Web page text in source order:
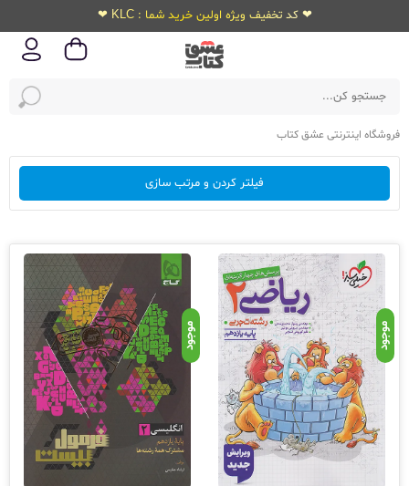
❤ کد تخفیف ویژه اولین خرید شما : KLC ❤
فروشگاه اینترنتی عشق کتاب
فیلتر کردن و مرتب سازی
موجود موجود